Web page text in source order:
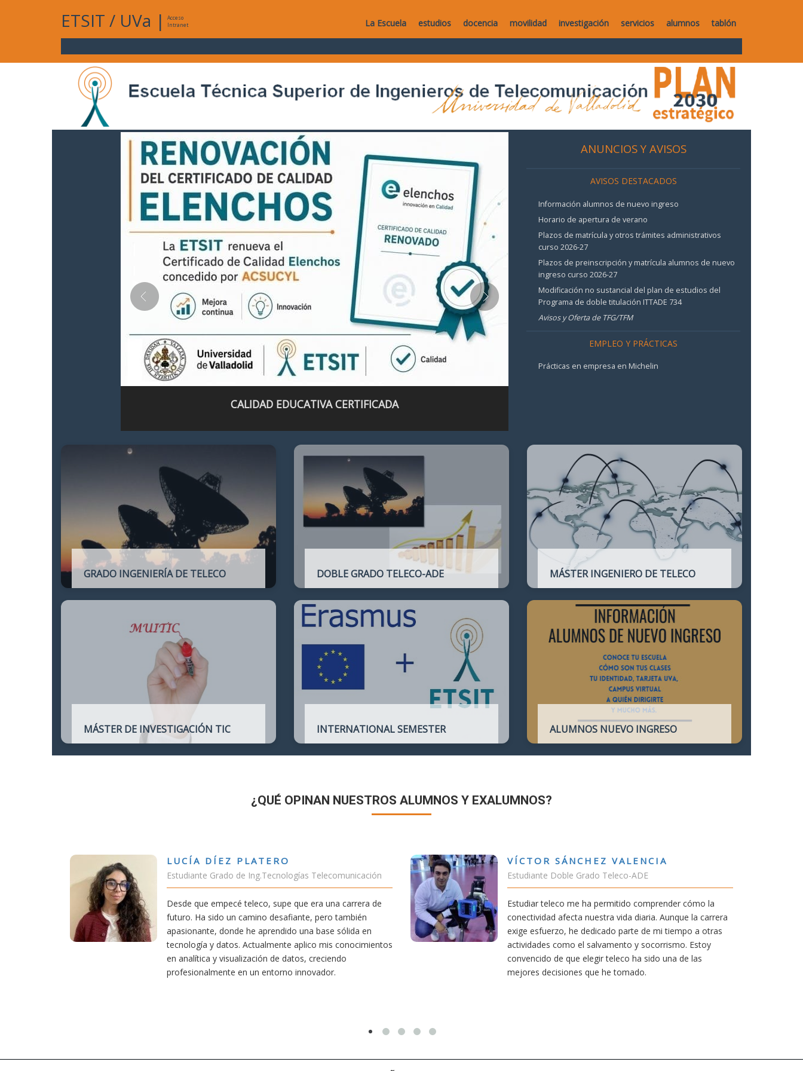
ETSIT / UVa |
Acceso
Intranet
La Escuela estudios docencia movilidad investigación servicios alumnos tablón
CALIDAD EDUCATIVA CERTIFICADA
ANUNCIOS Y AVISOS
AVISOS DESTACADOS
Información alumnos de nuevo ingreso
Horario de apertura de verano
Plazos de matrícula y otros trámites administrativos
curso 2026-27
Plazos de preinscripción y matrícula alumnos de nuevo
ingreso curso 2026-27
Modificación no sustancial del plan de estudios del
Programa de doble titulación ITTADE 734
Avisos y Oferta de TFG/TFM
EMPLEO Y PRÁCTICAS
Prácticas en empresa en Michelin
GRADO INGENIERÍA DE TELECO DOBLE GRADO TELECO-ADE
Ingeniería de Telecomunicación con la de
Administración y Dirección de Empresas
MÁSTER INGENIERO DE TELECO
profesionales del Ingeniero de
Telecomunicación y que habilita para el
ejercicio de la profesión.
MÁSTER DE INVESTIGACIÓN TIC INTERNATIONAL SEMESTER ALUMNOS NUEVO INGRESO
¿QUÉ OPINAN NUESTROS ALUMNOS Y EXALUMNOS?
PLATERO
de Ing.Tecnologías Telecomunicación
teleco, supe que era una carrera de
un camino desafiante, pero también
donde he aprendido una base sólida en
datos. Actualmente aplico mis conocimientos
VÍCTOR SÁNCHEZ VALENCIA
Estudiante Doble Grado Teleco-ADE
Estudiar teleco me ha permitido comprender cómo la
conectividad afecta nuestra vida diaria. Aunque la carrera
exige esfuerzo, he dedicado parte de mi tiempo a otras
actividades como el salvamento y socorrismo. Estoy
convencido de que elegir teleco ha sido una de las
mejores decisiones que he tomado.
RUBÉN URRACA TORICES
Estudiante Grado de Ing.Tecnologías
En cualquier carrera necesitas una buena
mía siempre ha sido poder trabajar en
carrera de teleco me dará la oportunidad
Aunque al principio parezca duro, uno
mereció la pena por las múltiples
titulación ofrece.